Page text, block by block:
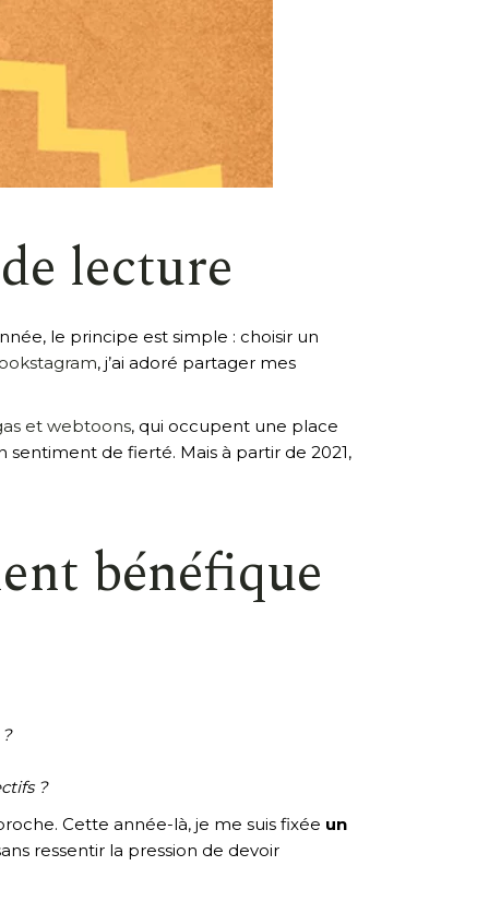
lecture
le principe est simple : choisir un
, j’ai adoré partager mes
et webtoons, qui occupent une place
sentiment de fierté. Mais à partir de 2021,
bénéfique
?
Cette année-là, je me suis fixée un
ressentir la pression de devoir